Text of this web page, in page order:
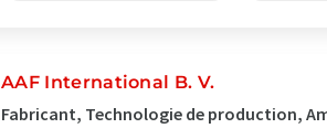
AAF International B. V.
Fabricant, Technologie de production,